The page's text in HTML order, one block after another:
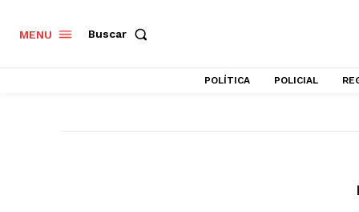
MENU Buscar
POLÍTICA POLICIAL